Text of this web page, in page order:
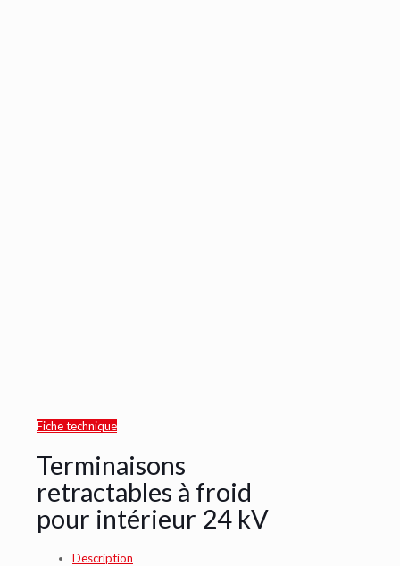
Fiche technique
Terminaisons
retractables à froid
pour intérieur 24 kV
Description